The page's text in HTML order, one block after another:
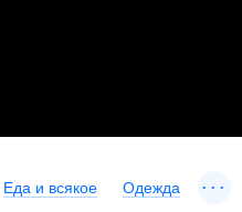
Еда и всякое Одежда ...